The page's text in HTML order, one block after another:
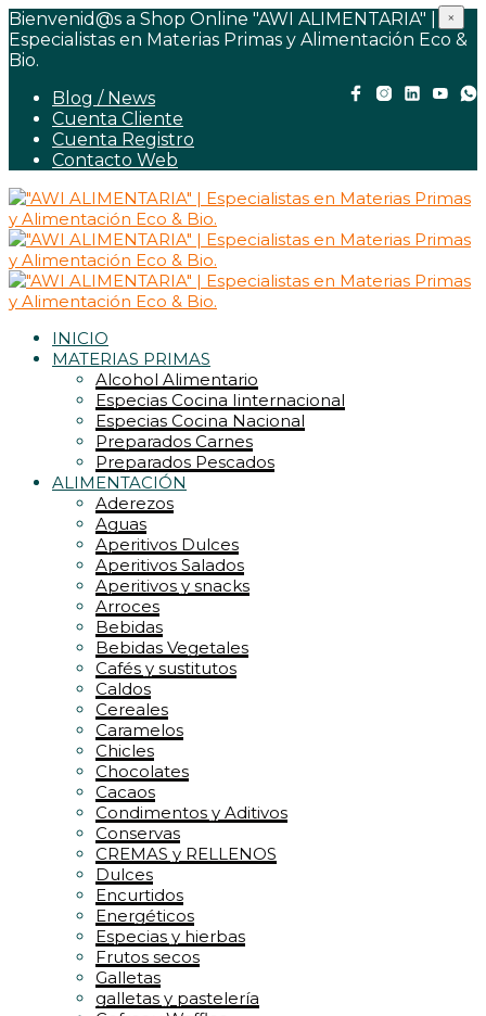
Bienvenid@s a Shop Online "AWI ALIMENTARIA" |
Especialistas en Materias Primas y Alimentación Eco &
Bio.
Blog / News
Cuenta Cliente
Cuenta Registro
Contacto Web
INICIO
MATERIAS PRIMAS
Alcohol Alimentario
Especias Cocina Iinternacional
Especias Cocina Nacional
Preparados Carnes
Preparados Pescados
ALIMENTACIÓN
Aderezos
Aguas
Aperitivos Dulces
Aperitivos Salados
Aperitivos y snacks
Arroces
Bebidas
Bebidas Vegetales
Cafés y sustitutos
Caldos
Cereales
Caramelos
Chicles
Chocolates
Cacaos
Condimentos y Aditivos
Conservas
CREMAS y RELLENOS
Dulces
Encurtidos
Energéticos
Especias y hierbas
Frutos secos
Galletas
galletas y pastelería
×